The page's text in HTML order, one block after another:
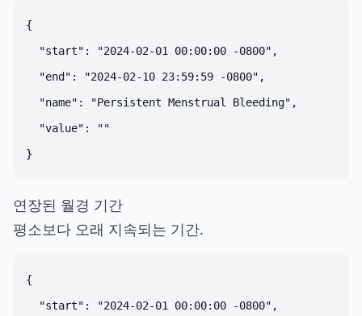
{
  "start": "2024-02-01 00:00:00 -0800",
  "end": "2024-02-10 23:59:59 -0800",
  "name": "Persistent Menstrual Bleeding",
  "value": ""
연장된 월경 기간
평소보다 오래 지속되는 기간.
{
  "start": "2024-02-01 00:00:00 -0800",